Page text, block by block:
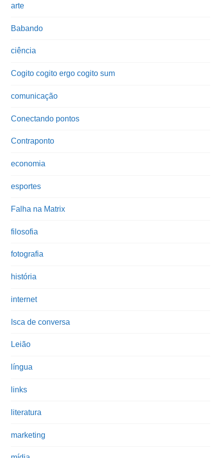
arte
Babando
ciência
Cogito cogito ergo cogito sum
comunicação
Conectando pontos
Contraponto
economia
esportes
Falha na Matrix
filosofia
fotografia
história
internet
Isca de conversa
Leião
língua
links
literatura
marketing